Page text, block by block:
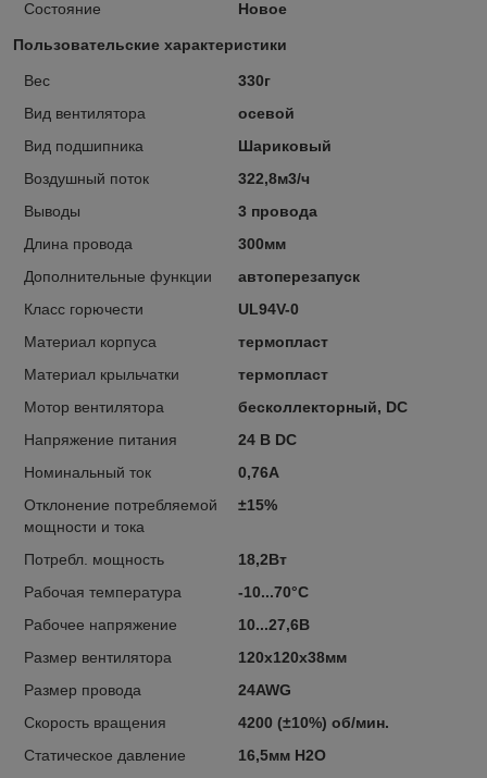
Состояние Новое
Пользовательские характеристики
Вес
330г
Вид вентилятора
осевой
Вид подшипника
Шариковый
Воздушный поток
322,8м3/ч
Выводы
3 провода
Длина провода
300мм
Дополнительные функции
автоперезапуск
Класс горючести
UL94V-0
Материал корпуса
термопласт
Материал крыльчатки
термопласт
Мотор вентилятора
бесколлекторный, DC
Напряжение питания
24 В DC
Номинальный ток
0,76А
Отклонение потребляемой
мощности и тока
±15%
Потребл. мощность
18,2Вт
Рабочая температура
-10...70°C
Рабочее напряжение
10...27,6В
Размер вентилятора
120x120x38мм
Размер провода
24AWG
Скорость вращения
4200 (±10%) об/мин.
Статическое давление
16,5мм H2O